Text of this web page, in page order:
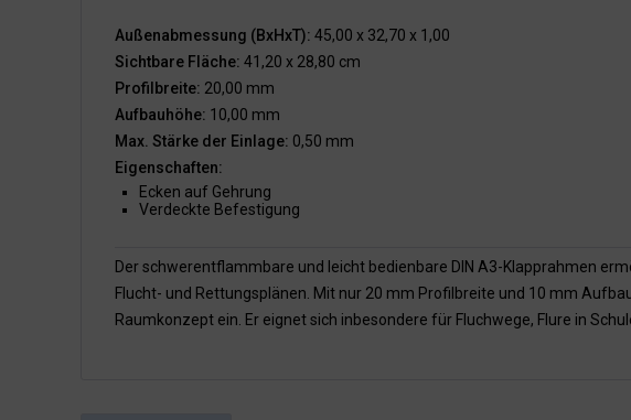
Außenabmessung (BxHxT): 45,00 x 32,70 x 1,00
Sichtbare Fläche: 41,20 x 28,80 cm
Profilbreite: 20,00 mm
Aufbauhöhe: 10,00 mm
Max. Stärke der Einlage: 0,50 mm
Eigenschaften:
Ecken auf Gehrung
Verdeckte Befestigung
Der schwerentflammbare und leicht bedienbare DIN A3-Klapprahmen
Flucht- und Rettungsplänen. Mit nur 20 mm Profilbreite und 10 mm
Raumkonzept ein. Er eignet sich inbesondere für Fluchwege, Flure in